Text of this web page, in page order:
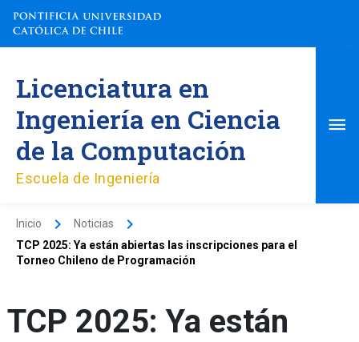
contenido
Licenciatura en
Ingeniería en Ciencia
de la Computación
Escuela de Ingeniería
Inicio
Noticias
TCP 2025: Ya están abiertas las inscripciones para el
Torneo Chileno de Programación
TCP 2025: Ya están